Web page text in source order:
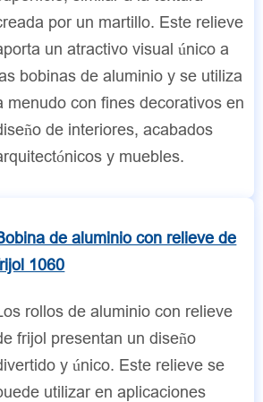
por un martillo. Este relieve
un atractivo visual único a
bobinas de aluminio y se utiliza
menudo con fines decorativos en
de interiores, acabados
y muebles.
de aluminio con relieve de
1060
rollos de aluminio con relieve
frijol presentan un diseño
y único. Este relieve se
utilizar en aplicaciones